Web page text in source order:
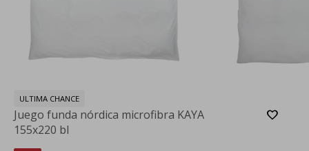
ULTIMA CHANCE
Juego funda nórdica microfibra KAYA
155x220 bl